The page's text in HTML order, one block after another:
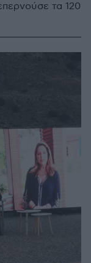
τα 120